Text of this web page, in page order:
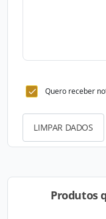
Quero receber
LIMPAR DADOS
Produtos